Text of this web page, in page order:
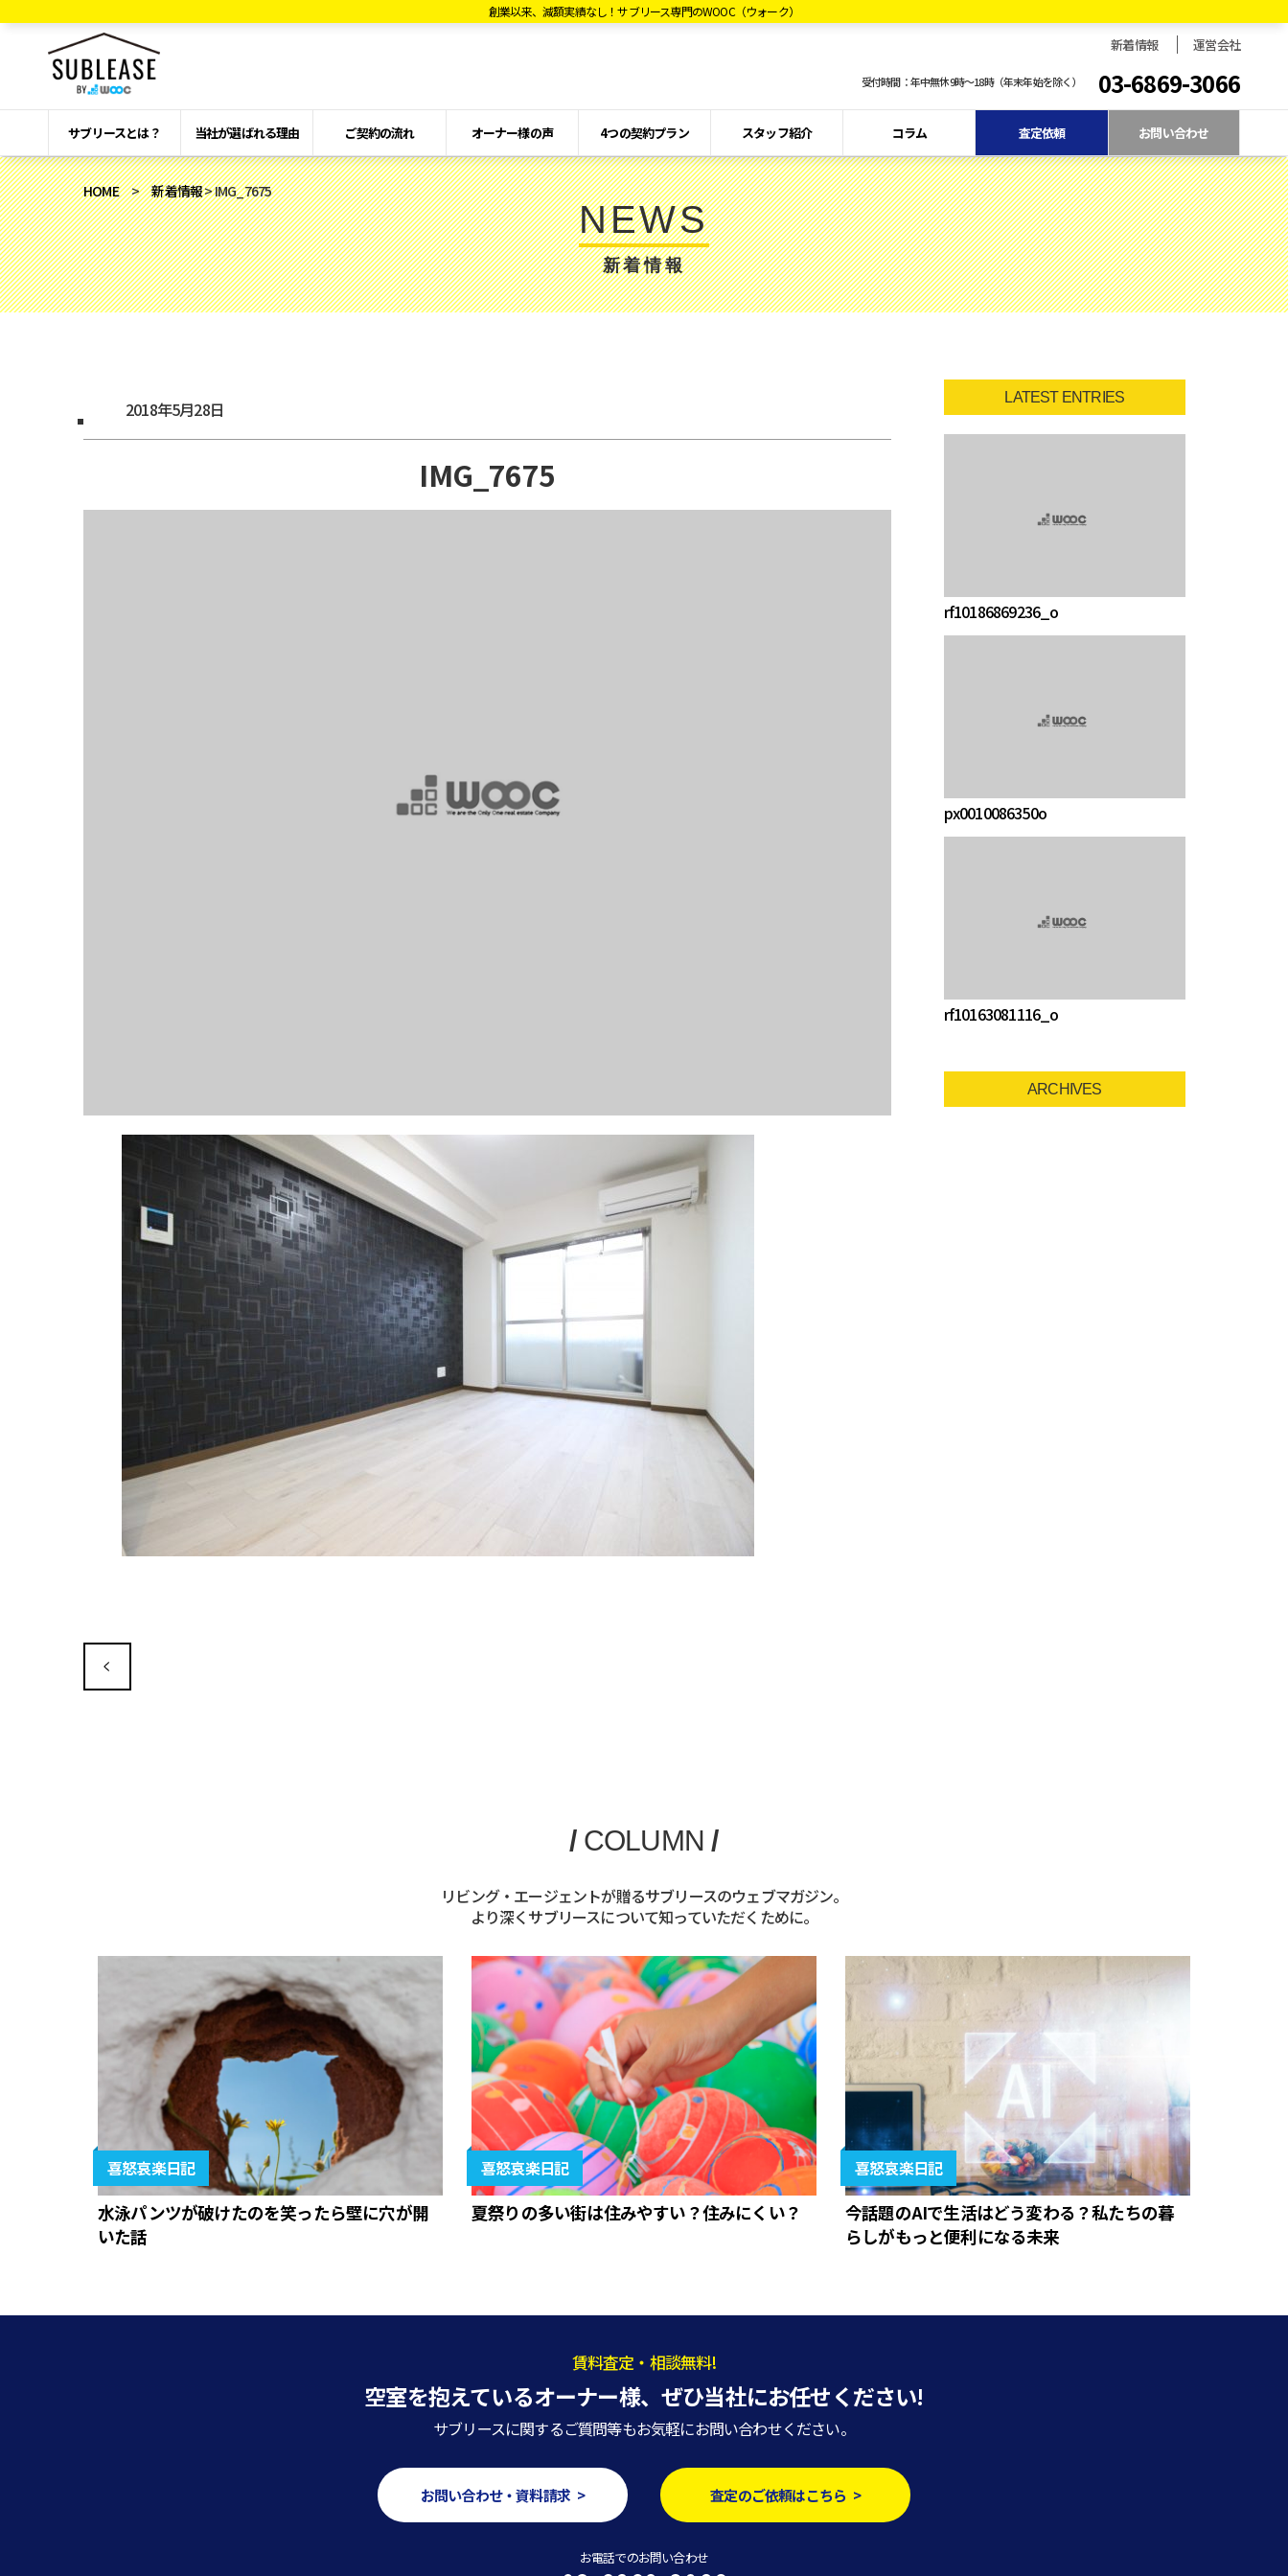
創業以来、減額実績なし！サブリース専門のWOOC（ウォーク）
新着情報 運営会社
受付時間：年中無休9時〜18時（年末年始を除く） 03-6869-3066
サブリースとは？ 当社が選ばれる理由 ご契約の流れ オーナー様の声 4つの契約プラン スタッフ紹介 コラム 査定依頼 お問い合わせ
HOME>新着情報> IMG_7675
NEWS
新着情報
2018年5月28日
IMG_7675
LATEST ENTRIES
rf10186869236_o
px0010086350o
rf10163081116_o
ARCHIVES
/ COLUMN /
リビング・エージェントが贈るサブリースのウェブマガジン。
より深くサブリースについて知っていただくために。
喜怒哀楽日記
水泳パンツが破けたのを笑ったら壁に穴が開
いた話
喜怒哀楽日記
夏祭りの多い街は住みやすい？住みにくい？
喜怒哀楽日記
今話題のAIで生活はどう変わる？私たちの暮
らしがもっと便利になる未来
賃料査定・相談無料!
空室を抱えているオーナー様、ぜひ当社にお任せください!
サブリースに関するご質問等もお気軽にお問い合わせください。
お問い合わせ・資料請求 > 査定のご依頼はこちら >
お電話でのお問い合わせ